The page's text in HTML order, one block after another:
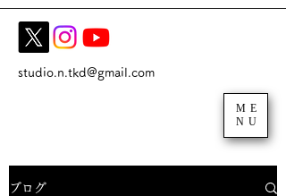
studio.n.tkd@gmail.com
ME
NU
ブログ